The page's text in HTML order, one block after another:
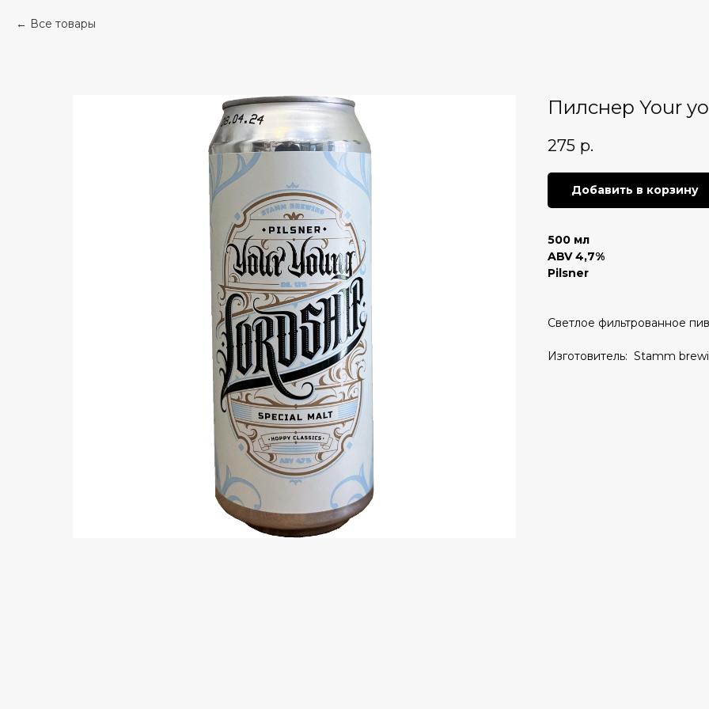
Все товары
Пилснер Your
275 р.
Добавить в корзину
500 мл
ABV 4,7%
Pilsner
Светлое фильтрованное
Изготовитель: Stamm